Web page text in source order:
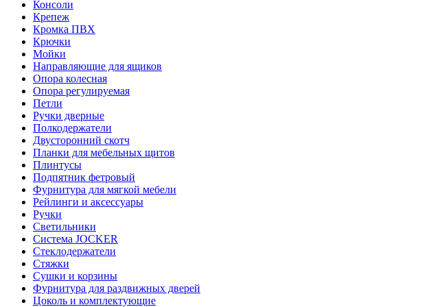
Консоли
Крепеж
Кромка ПВХ
Крючки
Мойки
Направляющие для ящиков
Опора колесная
Опора регулируемая
Петли
Ручки дверные
Полкодержатели
Двусторонний скотч
Планки для мебельных щитов
Плинтусы
Подпятник фетровый
Фурнитура для мягкой мебели
Рейлинги и аксессуары
Ручки
Светильники
Система JOCKER
Стеклодержатели
Стяжки
Сушки и корзины
Фурнитура для раздвижных дверей
Цоколь и комплектующие